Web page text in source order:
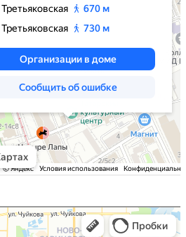
Москвы, ближайшее метро Новокузнецкая —